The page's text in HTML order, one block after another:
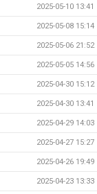
2025-05-10 13:41
2025-05-08 15:14
2025-05-06 21:52
2025-05-05 14:56
2025-04-30 15:12
2025-04-30 13:41
2025-04-29 14:03
2025-04-27 15:27
2025-04-26 19:49
2025-04-23 13:33